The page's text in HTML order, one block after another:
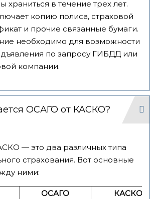
храниться в течение трех лет.
копию полиса, страховой
и прочие связанные бумаги.
необходимо для возможности
по запросу ГИБДД или
компании.
ОСАГО от КАСКО?
— это два различных типа
страхования. Вот основные
ними:
ОСАГО КАСКО